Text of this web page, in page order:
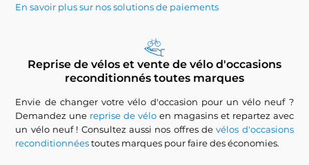
En savoir plus sur nos solutions de paiements
Reprise de vélos et vente de vélo d'occasions
reconditionnés toutes marques
Envie de changer votre vélo d'occasion pour un vélo neuf ?
Demandez une reprise de vélo en magasins et repartez avec
un vélo neuf ! Consultez aussi nos offres devélos d'occasions
reconditionnéestoutes marques pour faire des économies.